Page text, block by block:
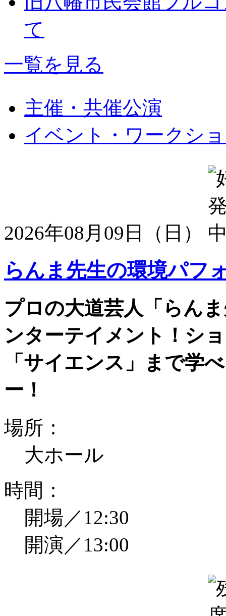
て
一覧を見る
主催・共催公演
イベント・ワークシ
2026年08月09日（日）
らんま先生の環境パフ
プロの大道芸人「らん
ンターテイメント！シ
「サイエンス」まで学
ー！
場所：
大ホール
時間：
開場／12:30
開演／13:00